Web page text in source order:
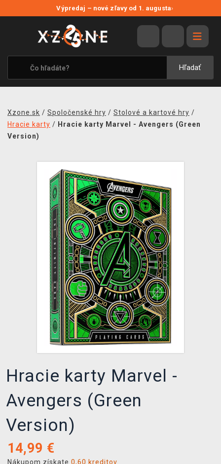
Výpredaj – nové zľavy od 1. augusta›
Hľadať
VÝPREDAJ
VIDEOHRY
XZONE ORIGINALS
TEMATIKY
MERCHANDISE
XZONE KLUB
Xzone.sk / Spoločenské hry / Stolové a kartové hry /
Hracie karty / Hracie karty Marvel - Avengers (Green
Version)
Hracie karty Marvel -
Avengers (Green
Version)
14,99 €
Nákupom získate 0,60 kreditov